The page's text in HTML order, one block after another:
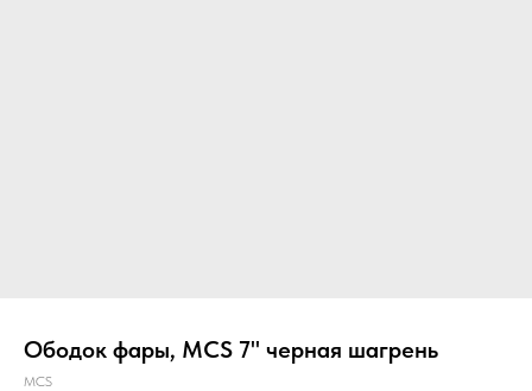
Ободок фары, MCS 7" черная шагрень
MCS